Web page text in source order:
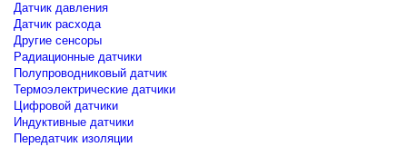
Датчик давления
Датчик расхода
Другие сенсоры
Радиационные датчики
Полупроводниковый датчик
Термоэлектрические датчики
Цифровой датчики
Индуктивные датчики
Передатчик изоляции